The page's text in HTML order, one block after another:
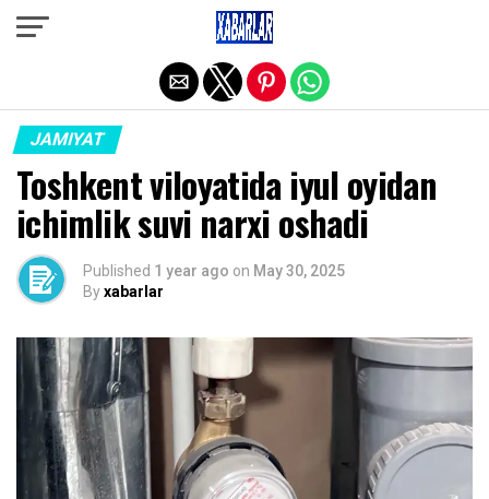
JAMIYAT
Toshkent viloyatida iyul oyidan
ichimlik suvi narxi oshadi
Published 1 year ago on May 30, 2025
Byxabarlar
Exit mobile version